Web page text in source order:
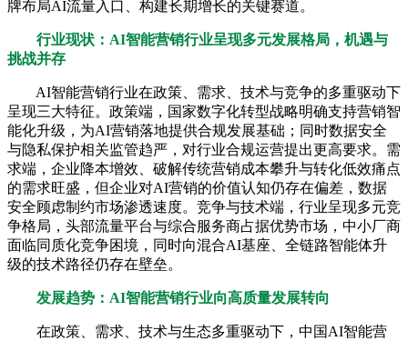
牌布局AI流量入口、构建长期增长的关键赛道。
行业现状：AI智能营销行业呈现多元发展格局，机遇与
挑战并存
AI智能营销行业在政策、需求、技术与竞争的多重驱动下
呈现三大特征。政策端，国家数字化转型战略明确支持营销智
能化升级，为AI营销落地提供合规发展基础；同时数据安全
与隐私保护相关监管趋严，对行业合规运营提出更高要求。需
求端，企业降本增效、破解传统营销成本攀升与转化低效痛点
的需求旺盛，但企业对AI营销的价值认知仍存在偏差，数据
安全顾虑制约市场渗透速度。竞争与技术端，行业呈现多元竞
争格局，头部流量平台与综合服务商占据优势市场，中小厂商
面临同质化竞争困境，同时向混合AI基座、全链路智能体升
级的技术路径仍存在壁垒。
发展趋势：AI智能营销行业向高质量发展转向
在政策、需求、技术与生态多重驱动下，中国AI智能营